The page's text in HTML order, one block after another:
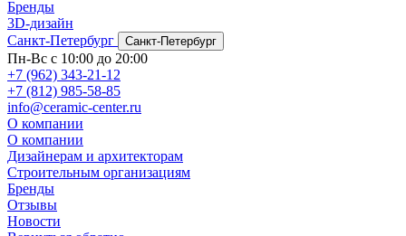
Бренды
3D-дизайн
Санкт-Петербург
Санкт-Петербург
Пн-Вс с 10:00 до 20:00
+7 (962) 343-21-12
+7 (812) 985-58-85
info@ceramic-center.ru
О компании
О компании
Дизайнерам и архитекторам
Строительным организациям
Бренды
Отзывы
Новости